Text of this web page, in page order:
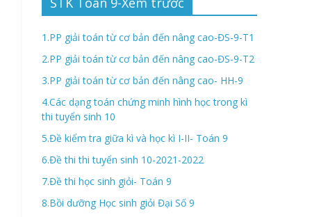
1.PP giải toán từ cơ bản đến nâng cao-ĐS-9-T1
2.PP giải toán từ cơ bản đến nâng cao-ĐS-9-T2
3.PP giải toán từ cơ bản đến nâng cao- HH-9
4.Các dạng toán chứng minh hình học trong kì
thi tuyển sinh 10
5.Đề kiểm tra giữa kì và học kì I-II- Toán 9
6.Đề thi thi tuyển sinh 10-2021-2022
7.Đề thi học sinh giỏi- Toán 9
8.Bồi dưỡng Học sinh giỏi Đại Số 9